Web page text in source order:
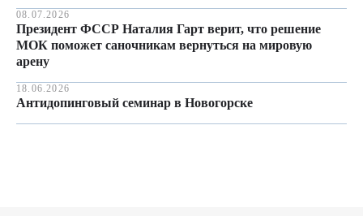
08.07.2026
Президент ФССР Наталия Гарт верит, что решение
МОК поможет саночникам вернуться на мировую
арену
18.06.2026
Антидопинговый семинар в Новогорске